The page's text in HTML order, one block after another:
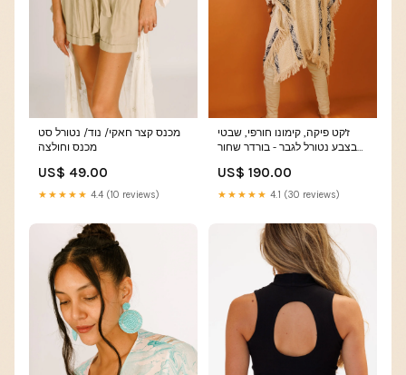
מכנס קצר חאקי/ נוד/ נטורל סט
מכנס וחולצה
US$ 49.00
★★★★★ 4.4 (10 reviews)
ז'קט פיקה, קימונו חורפי, שבטי
בצבע נטורל לגבר - בורדר שחור
US$ 190.00
★★★★★ 4.1 (30 reviews)